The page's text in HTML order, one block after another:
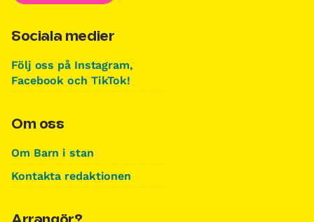
Sociala medier
Följ oss på Instagram,
Facebook och TikTok!
Om oss
Om Barn i stan
Kontakta redaktionen